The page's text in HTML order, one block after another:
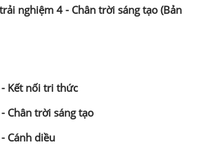
nghiệm 4 - Chân trời sáng tạo (Bản
- Kết nối tri thức
Chân trời sáng tạo
Cánh diều